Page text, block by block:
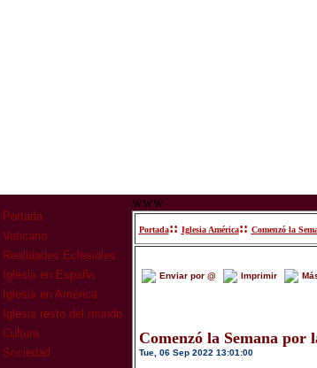
Portada
Vaticano
Realidades Eclesiales
Iglesia en España
Iglesia en América
Iglesia resto del mundo
Cultura
Sociedad
www
Portada:: Iglesia América:: Comenzó la
Enviar por @ Imprimir
Comenzó la Semana por
Tue, 06 Sep 2022 13:01:00